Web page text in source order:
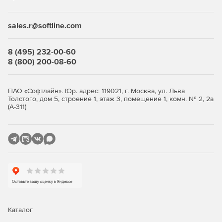
нужны, и не переплачивает за ненужные ему элементы
использовать.
Если необходимо обеспечить централизованное
управление защитой рабочих станций, требуется
лицензирование Центра управления Dr.Web Enterprise
нескольких компьютеров, до распределенных интранет-
администрирование защиты файловых серверов и
серверов приложений (включая терминальные серверы),
sales.r@softline.com
8 (495) 232-00-60
8 (800) 200-08-60
ПАО «Софтлайн». Юр. адрес: 119021, г. Москва, ул. Льва
Толстого, дом 5, строение 1, этаж 3, помещение 1, комн. № 2, 2а
(А-311)
Каталог